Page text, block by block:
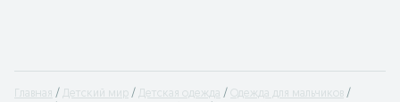
Главная Детский мир Детская одежда
Одежда для мальчиков